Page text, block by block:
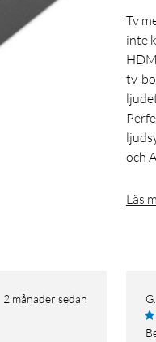
Tv
inte
tv-
och
Läs
2 månader sedan
Behövs separera ljud från en HDMI-kanal till ett